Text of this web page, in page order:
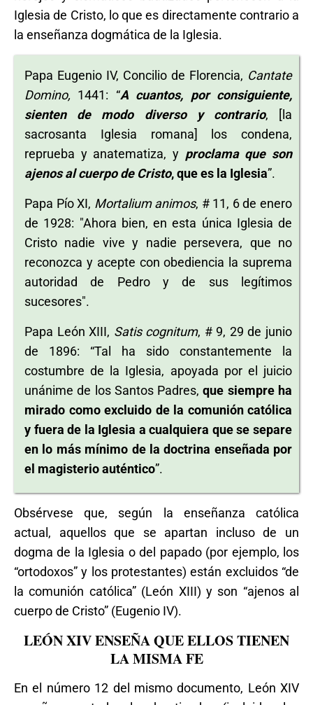
Iglesia de Cristo, lo que es directamente contrario a
la enseñanza dogmática de la Iglesia.
Papa Eugenio IV, Concilio de Florencia, Cantate
Domino, 1441: “A cuantos, por consiguiente,
sienten de modo diverso y contrario, [la
sacrosanta Iglesia romana] los condena,
reprueba y anatematiza, y proclama que son
ajenos al cuerpo de Cristo, que es la Iglesia”.
Papa Pío XI, Mortalium animos, # 11, 6 de enero
de 1928: "Ahora bien, en esta única Iglesia de
Cristo nadie vive y nadie persevera, que no
reconozca y acepte con obediencia la suprema
autoridad de Pedro y de sus legítimos
sucesores".
Papa León XIII, Satis cognitum, # 9, 29 de junio
de 1896: “Tal ha sido constantemente la
costumbre de la Iglesia, apoyada por el juicio
unánime de los Santos Padres,que siempre ha
mirado como excluido de la comunión católica
y fuera de la Iglesia a cualquiera que se separe
en lo más mínimo de la doctrina enseñada por
el magisterio auténtico”.
Obsérvese que, según la enseñanza católica
actual, aquellos que se apartan incluso de un
dogma de la Iglesia o del papado (por ejemplo, los
“ortodoxos” y los protestantes) están excluidos “de
la comunión católica” (León XIII) y son “ajenos al
cuerpo de Cristo” (Eugenio IV).
LEÓN XIV ENSEÑA QUE ELLOS TIENEN
LA MISMA FE
En el número 12 del mismo documento, León XIV